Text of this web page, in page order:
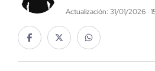
Actualización: 31/01/2026 ·